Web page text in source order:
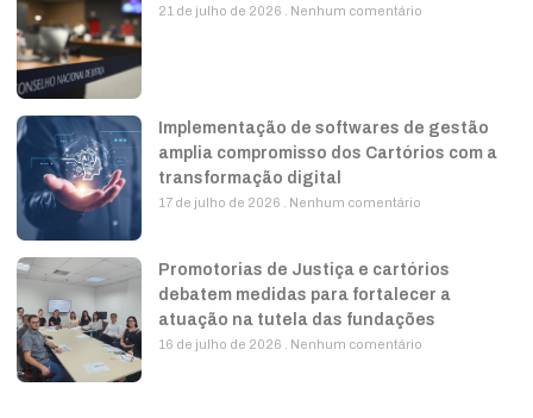
21 de julho de 2026 Nenhum comentário
Implementação de softwares de gestão
amplia compromisso dos Cartórios com a
transformação digital
17 de julho de 2026 Nenhum comentário
Promotorias de Justiça e cartórios
debatem medidas para fortalecer a
atuação na tutela das fundações
16 de julho de 2026 Nenhum comentário